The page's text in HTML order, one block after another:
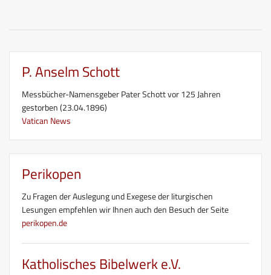
P. Anselm Schott
Messbücher-Namensgeber Pater Schott vor 125 Jahren
gestorben (23.04.1896)
Vatican News
Perikopen
Zu Fragen der Auslegung und Exegese der liturgischen
Lesungen empfehlen wir Ihnen auch den Besuch der Seite
perikopen.de
Katholisches Bibelwerk e.V.